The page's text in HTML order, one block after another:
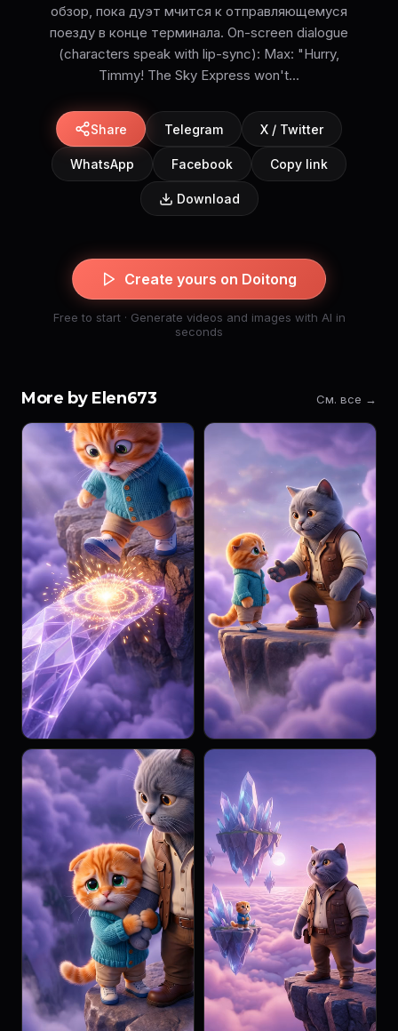
обзор, пока дуэт мчится к отправляющемуся
поезду в конце терминала. On-screen dialogue
(characters speak with lip-sync): Max: "Hurry,
Timmy! The Sky Express won't...
Share Telegram X / Twitter
WhatsApp Facebook Copy link
Download
Create yours on Doitong
Free to start · Generate videos and images with AI in
seconds
More by Elen673 См. все →